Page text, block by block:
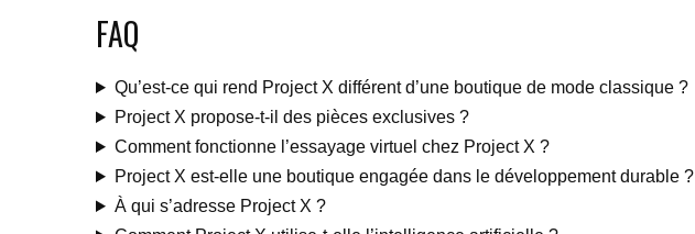
FAQ
Qu’est-ce qui rend Project X différent d’une boutique de mode classique ?
Project X propose-t-il des pièces exclusives ?
Comment fonctionne l’essayage virtuel chez Project X ?
Project X est-elle une boutique engagée dans le développement durable ?
À qui s’adresse Project X ?